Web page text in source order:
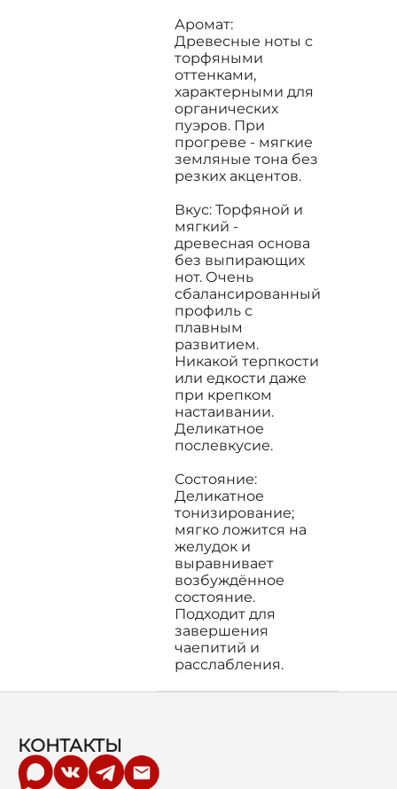
Аромат:
Древесные ноты с
торфяными
оттенками,
характерными для
органических
пуэров. При
прогреве - мягкие
земляные тона без
резких акцентов.
Вкус: Торфяной и
мягкий -
древесная основа
без выпирающих
нот. Очень
сбалансированный
профиль с
плавным
развитием.
Никакой терпкости
или едкости даже
при крепком
настаивании.
Деликатное
послевкусие.
Состояние:
Деликатное
тонизирование;
мягко ложится на
желудок и
выравнивает
возбуждённое
состояние.
Подходит для
завершения
чаепитий и
расслабления.
КОНТАКТЫ